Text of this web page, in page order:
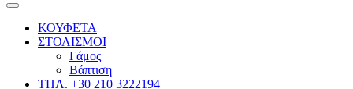
ΚΟΥΦΕΤΑ
ΣΤΟΛΙΣΜΟΙ
Γάμος
Βάπτιση
ΤΗΛ. +30 210 3222194